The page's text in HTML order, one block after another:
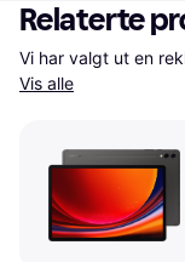
Relaterte
Vis alle